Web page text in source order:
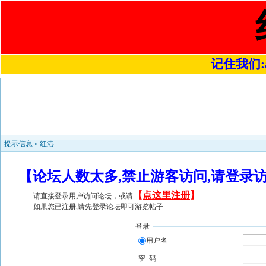
记住我们
提示信息 » 红港
【论坛人数太多,禁止游客访问,请登
请直接登录用户访问论坛，或请 【 点这里注册】
如果您已注册,请先登录论坛即可游览帖子
登录
用户名
密 码